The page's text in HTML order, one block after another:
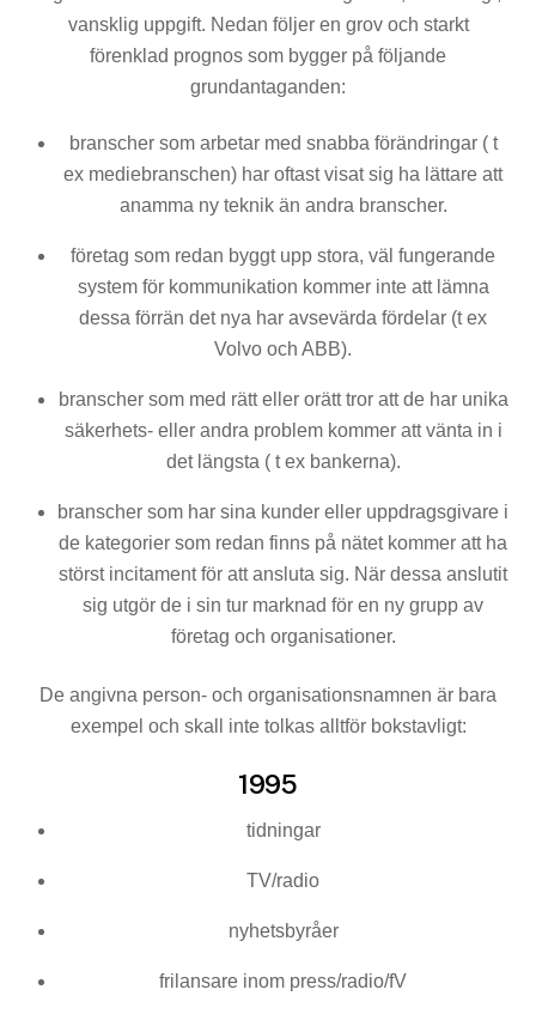
vansklig uppgift. Nedan följer en grov och starkt
förenklad prognos som bygger på följande
grundantaganden:
branscher som arbetar med snabba förändringar ( t
ex mediebranschen) har oftast visat sig ha lättare att
anamma ny teknik än andra branscher.
företag som redan byggt upp stora, väl fungerande
system för kommunikation kommer inte att lämna
dessa förrän det nya har avsevärda fördelar (t ex
Volvo och ABB).
branscher som med rätt eller orätt tror att de har unika
säkerhets- eller andra problem kommer att vänta in i
det längsta ( t ex bankerna).
branscher som har sina kunder eller uppdragsgivare i
de kategorier som redan finns på nätet kommer att ha
störst incitament för att ansluta sig. När dessa anslutit
sig utgör de i sin tur marknad för en ny grupp av
företag och organisationer.
De angivna person- och organisationsnamnen är bara
exempel och skall inte tolkas alltför bokstavligt:
1995
tidningar
TV/radio
nyhetsbyråer
frilansare inom press/radio/fV